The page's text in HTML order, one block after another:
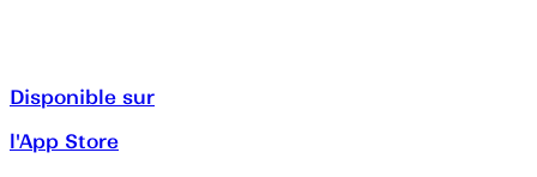
Disponible sur
l'App Store